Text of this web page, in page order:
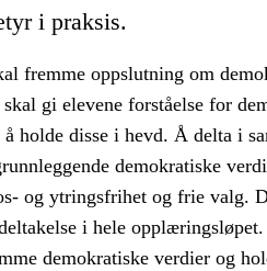
i praksis.
fremme oppslutning om
gi elevene forståelse for
holde disse i hevd. Å delta i
demokratiske
og ytringsfrihet og frie valg.
i hele opplæringsløpet.
demokratiske verdier og